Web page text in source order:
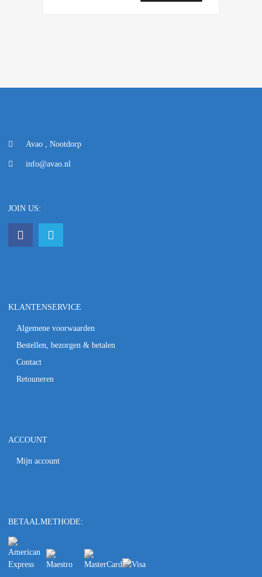
Avao , Nootdorp
info@avao.nl
JOIN US:
KLANTENSERVICE
Algemene voorwaarden
Bestellen, bezorgen & betalen
Contact
Retouneren
ACCOUNT
Mijn account
BETAALMETHODE: